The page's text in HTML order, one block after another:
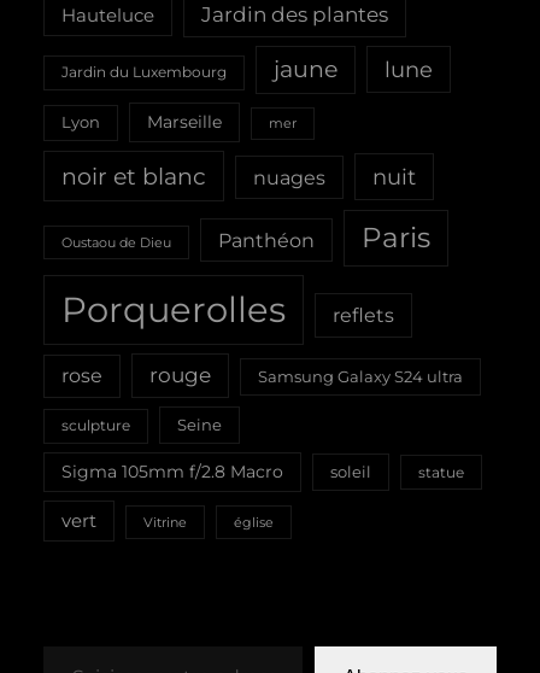
Hauteluce Jardin des plantes
Jardin du Luxembourg jaune lune
Lyon Marseille mer
noir et blanc nuages nuit
Oustaou de Dieu Panthéon Paris
Porquerolles reflets
rose rouge Samsung Galaxy S24 ultra
sculpture Seine
Sigma 105mm f/2.8 Macro soleil statue
vert Vitrine église